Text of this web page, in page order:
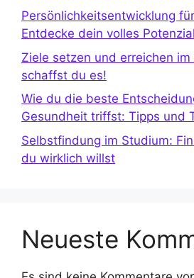
Persönlichkeitsentwicklung
Entdecke dein volles Potenzial
Ziele setzen und erreichen
schaffst du es!
Wie du die beste
Gesundheit triffst: Tipps und
Selbstfindung im Studium:
du wirklich willst
Neueste